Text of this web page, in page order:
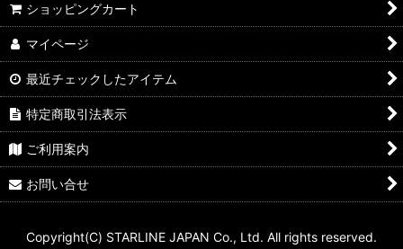
ショッピングカート
マイページ
最近チェックしたアイテム
特定商取引法表示
ご利用案内
お問い合せ
Copyright(C) STARLINE JAPAN Co., Ltd. All rights reserved.